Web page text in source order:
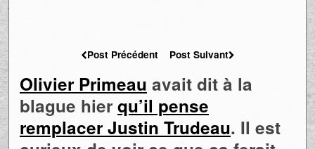
Post Précédent Post Suivant
Olivier Primeau avait dit à la
blague hier qu’il pense
remplacer Justin Trudeau. Il est